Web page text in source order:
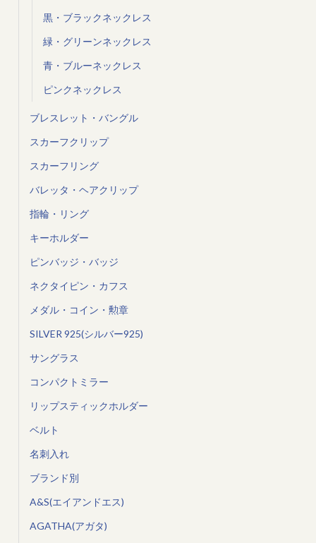
黒・ブラックネックレス
緑・グリーンネックレス
青・ブルーネックレス
ピンクネックレス
ブレスレット・バングル
スカーフクリップ
スカーフリング
バレッタ・ヘアクリップ
指輪・リング
キーホルダー
ピンバッジ・バッジ
ネクタイピン・カフス
メダル・コイン・勲章
SILVER 925(シルバー925)
サングラス
コンパクトミラー
リップスティックホルダー
ベルト
名刺入れ
ブランド別
A&S(エイアンドエス)
AGATHA(アガタ)